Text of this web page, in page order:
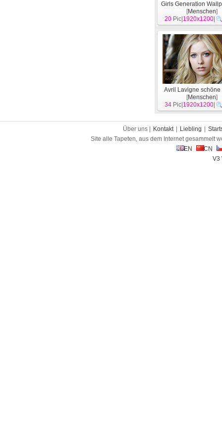
Girls Generation
[Menschen]
20 Pic| 1920x1200
Avril Lavigne schöne
[Menschen]
34 Pic| 1920x1200
Über uns | Kontakt Liebling
Site alle Tapeten, aus dem Internet gesammelt
EN
CN
V3